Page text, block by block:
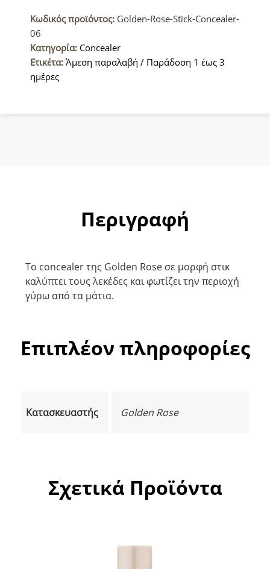
4.5gr
ποσότητα
Κωδικός προϊόντος: Golden-Rose-Stick-Concealer-
06
Κατηγορία: Concealer
Ετικέτα: Άμεση παραλαβή / Παράδοση 1 έως 3
ημέρες
Περιγραφή
Το concealer της Golden Rose σε μορφή στικ
καλύπτει τους λεκέδες και φωτίζει την περιοχή
γύρω από τα μάτια.
Επιπλέον πληροφορίες
Κατασκευαστής Golden Rose
Σχετικά Προϊόντα